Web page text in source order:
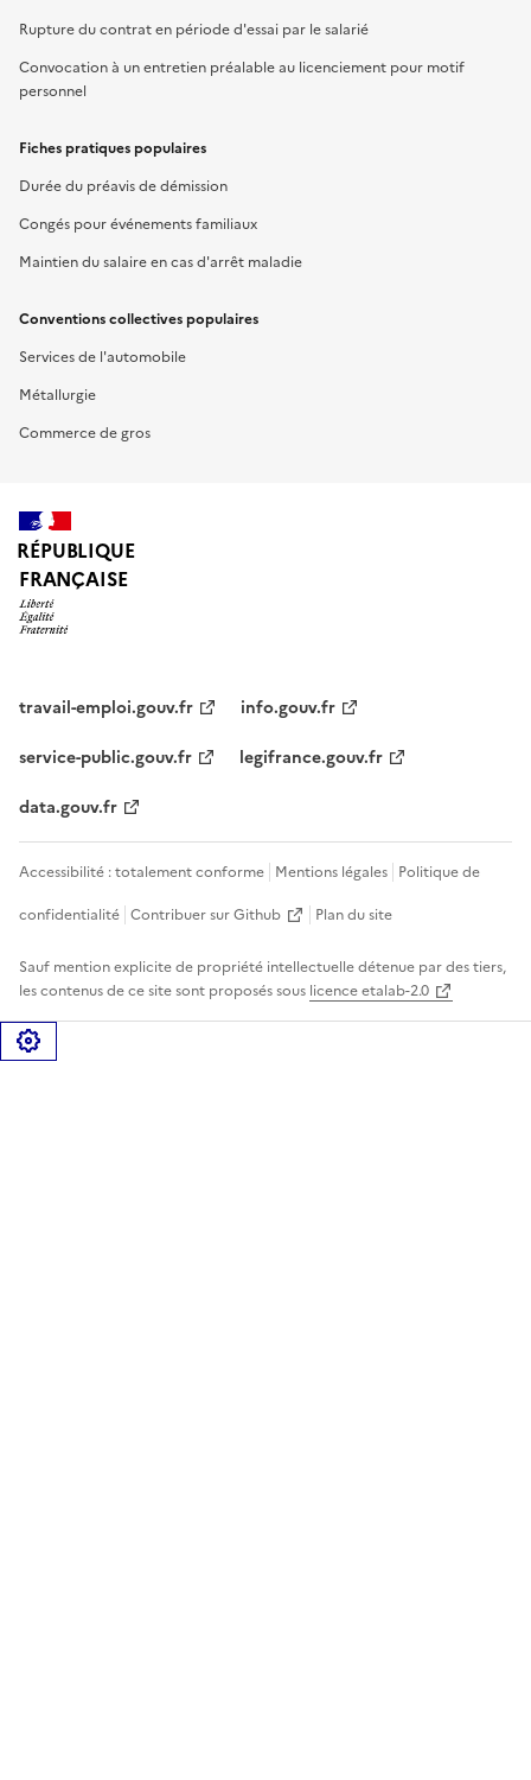
Rupture du contrat en période d'essai par le salarié
Convocation à un entretien préalable au licenciement pour motif
personnel
Fiches pratiques populaires
Durée du préavis de démission
Congés pour événements familiaux
Maintien du salaire en cas d'arrêt maladie
Conventions collectives populaires
Services de l'automobile
Métallurgie
Commerce de gros
RÉPUBLIQUE
FRANÇAISE
travail-emploi.gouv.fr
info.gouv.fr
service-public.gouv.fr
legifrance.gouv.fr
data.gouv.fr
Accessibilité : totalement conforme Mentions légales Politique de
confidentialité Contribuer sur Github Plan du site
Sauf mention explicite de propriété intellectuelle détenue par des tiers,
les contenus de ce site sont proposés sous licence etalab-2.0
Gérer les cookies